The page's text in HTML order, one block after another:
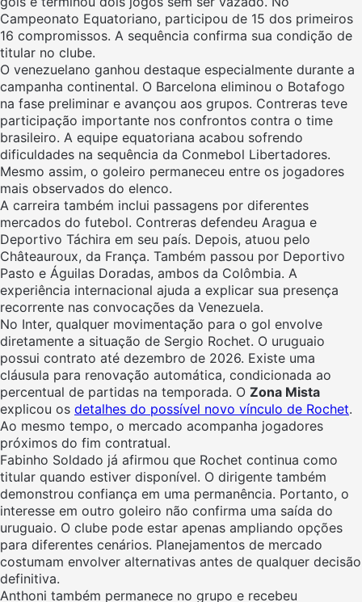
Campeonato Equatoriano, participou de 15 dos primeiros
16 compromissos. A sequência confirma sua condição de
titular no clube.
O venezuelano ganhou destaque especialmente durante a
campanha continental. O Barcelona eliminou o Botafogo
na fase preliminar e avançou aos grupos. Contreras teve
participação importante nos confrontos contra o time
brasileiro. A equipe equatoriana acabou sofrendo
dificuldades na sequência da Conmebol Libertadores.
Mesmo assim, o goleiro permaneceu entre os jogadores
mais observados do elenco.
A carreira também inclui passagens por diferentes
mercados do futebol. Contreras defendeu Aragua e
Deportivo Táchira em seu país. Depois, atuou pelo
Châteauroux, da França. Também passou por Deportivo
Pasto e Águilas Doradas, ambos da Colômbia. A
experiência internacional ajuda a explicar sua presença
recorrente nas convocações da Venezuela.
No Inter, qualquer movimentação para o gol envolve
diretamente a situação de Sergio Rochet. O uruguaio
possui contrato até dezembro de 2026. Existe uma
cláusula para renovação automática, condicionada ao
percentual de partidas na temporada. O Zona Mista
explicou os detalhes do possível novo vínculo de Rochet.
Ao mesmo tempo, o mercado acompanha jogadores
próximos do fim contratual.
Fabinho Soldado já afirmou que Rochet continua como
titular quando estiver disponível. O dirigente também
demonstrou confiança em uma permanência. Portanto, o
interesse em outro goleiro não confirma uma saída do
uruguaio. O clube pode estar apenas ampliando opções
para diferentes cenários. Planejamentos de mercado
costumam envolver alternativas antes de qualquer decisão
definitiva.
Anthoni também permanece no grupo e recebeu